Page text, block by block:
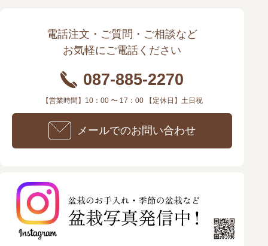
電話注文・ご質問・ご相談など
お気軽にご電話ください
087-885-2270
【営業時間】10：00 〜 17：00 【定休日】土日祝
メールでのお問い合わせ